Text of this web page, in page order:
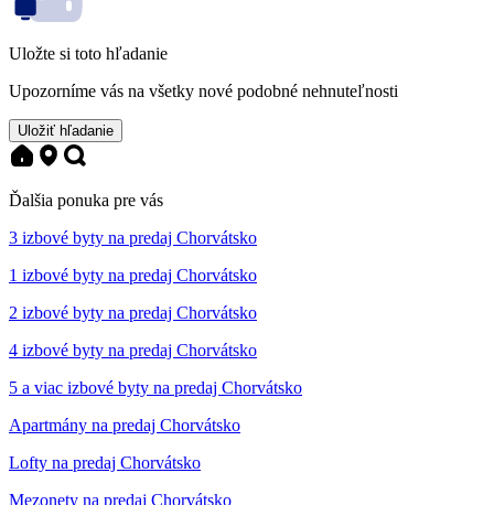
Uložte si toto hľadanie
Upozorníme vás na všetky nové podobné nehnuteľnosti
Uložiť hľadanie
Ďalšia ponuka pre vás
3 izbové byty na predaj Chorvátsko
1 izbové byty na predaj Chorvátsko
2 izbové byty na predaj Chorvátsko
4 izbové byty na predaj Chorvátsko
5 a viac izbové byty na predaj Chorvátsko
Apartmány na predaj Chorvátsko
Lofty na predaj Chorvátsko
Mezonety na predaj Chorvátsko